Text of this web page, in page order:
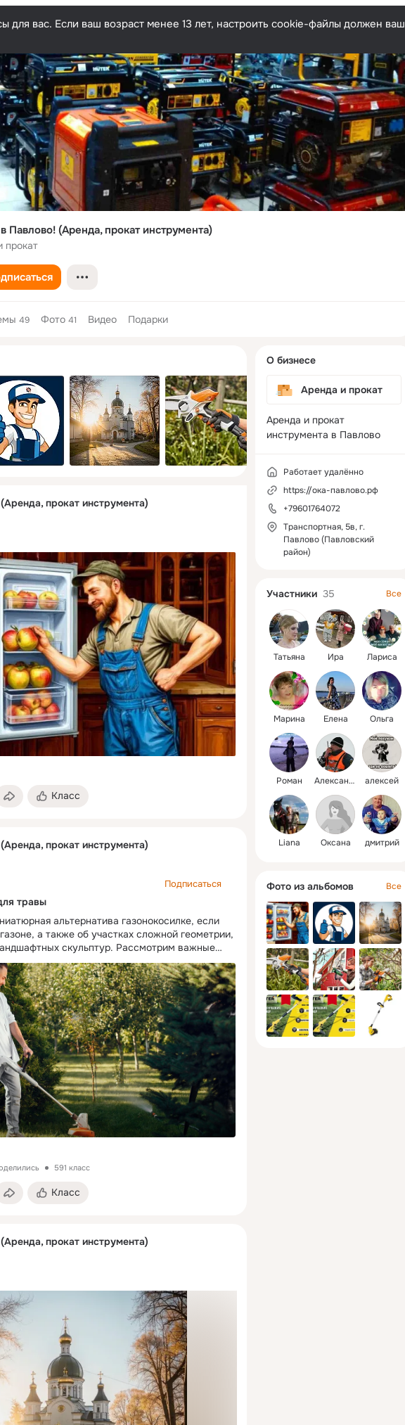
вас. Если ваш возраст менее 13 лет, настроить cookie-файлы должен ваш
Павлово! (Аренда, прокат инструмента)
прокат
49 Фото 41 Видео Подарки
прокат инструмента)
Класс
прокат инструмента)
Подписаться
травы
альтернатива газонокосилке, если
а также об участках сложной геометрии,
скульптур. Рассмотрим важные
устройства. Отталкивайтесь от того, какую
рассчитайте площадь и примерную
Выпускаются триммеры трех видов: В любой
так и высокопроизводительные
недостаточный, триммер может терять
сорняков, отключаться. Модели с
для аккуратного газона, за которым
мощностью 800 Вт подравнивают уже
вы редко появляетесь на участке, появляется
дают побеги, приобретайте устройства на
триммеров мощность считается в
самых простых моделях ее хватает, чтобы
В качестве резаков ис
591 класс
Класс
прокат инструмента)
колонка
О бизнесе
Аренда и прокат
Аренда и прокат
инструмента в Павлово
Работает удалённо
https://ока-павлово.рф
+79601764072
Транспортная, 5в, г.
Павлово (Павловский
район)
Участники 35 Все
Татьяна Ира Лариса
Марина Елена Ольга
Роман Александр алексей
Liana Оксана дмитрий
Фото из альбомов Все